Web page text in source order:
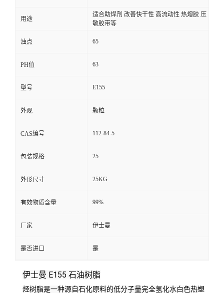
用途
适合助焊剂 改善快干性 高流动性 热熔胶 压
敏胶带等
浊点 65
PH值 63
型号 E155
外观 颗粒
CAS编号 112-84-5
包装规格 25
外形尺寸 25KG
有效物质含量 99%
厂家 伊士曼
是否进口 是
伊士曼 E155 石油树脂
烃树脂是一种源自石化原料的低分子量完全氢化水白色热塑